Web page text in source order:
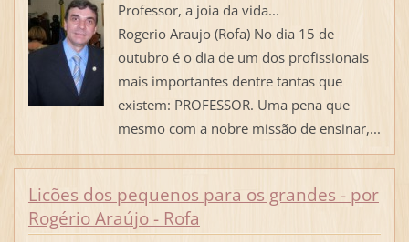
Professor, a joia da vida...
Rogerio Araujo (Rofa) No dia 15 de
outubro é o dia de um dos profissionais
mais importantes dentre tantas que
existem: PROFESSOR. Uma pena que
mesmo com a nobre missão de ensinar,...
Licões dos pequenos para os grandes - por
Rogério Araújo - Rofa